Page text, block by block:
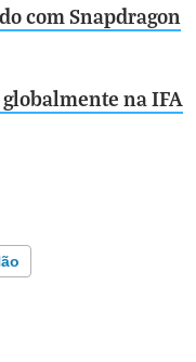
com Snapdragon
na IFA